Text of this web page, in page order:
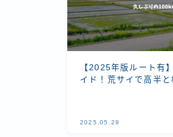
【2025年版ルート有
イド！荒サイで高半と
2025.05.29